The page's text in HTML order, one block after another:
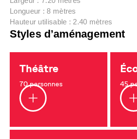
Longueur : 8 mètres
Hauteur utilisable : 2.40 mètres
Styles d’aménagement
Théâtre
70 personnes 45